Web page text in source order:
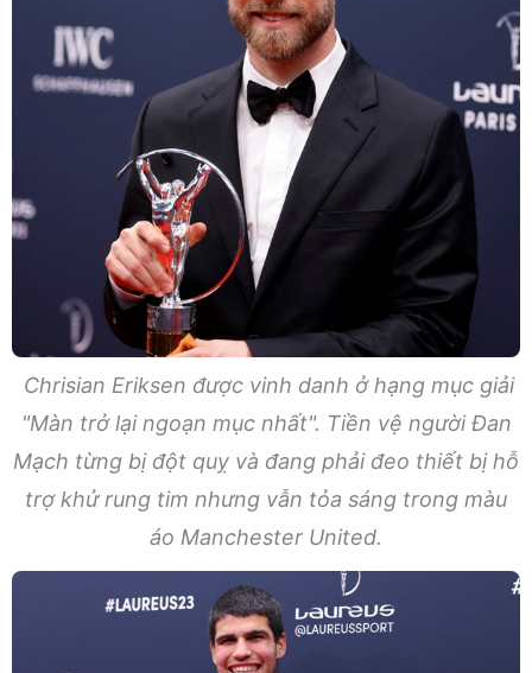
Chrisian Eriksen được vinh danh ở hạng mục giải
"Màn trở lại ngoạn mục nhất". Tiền vệ người Đan
Mạch từng bị đột quỵ và đang phải đeo thiết bị hỗ
trợ khử rung tim nhưng vẫn tỏa sáng trong màu
áo Manchester United.